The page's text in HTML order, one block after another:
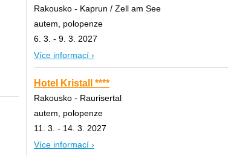
Rakousko - Kaprun / Zell am See
autem, polopenze
6. 3. - 9. 3. 2027
Více informací ›
Hotel Kristall ****
Rakousko - Raurisertal
autem, polopenze
11. 3. - 14. 3. 2027
Více informací ›